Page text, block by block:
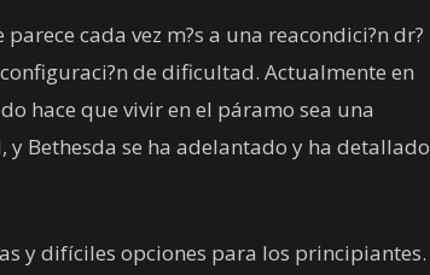
cada vez m?s a una reacondici?n dr?
de dificultad. Actualmente en
hace que vivir en el páramo sea una
Bethesda se ha adelantado y ha detallado
y difíciles opciones para los principiantes.